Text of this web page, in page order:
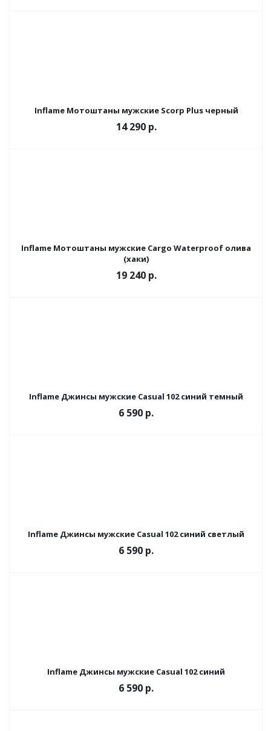
Inflame Мотоштаны мужские Scorp Plus черный
14 290 р.
Inflame Мотоштаны мужские Cargo Waterproof олива
(хаки)
19 240 р.
Inflame Джинсы мужские Casual 102 синий темный
6 590 р.
Inflame Джинсы мужские Casual 102 синий светлый
6 590 р.
Inflame Джинсы мужские Casual 102 синий
6 590 р.